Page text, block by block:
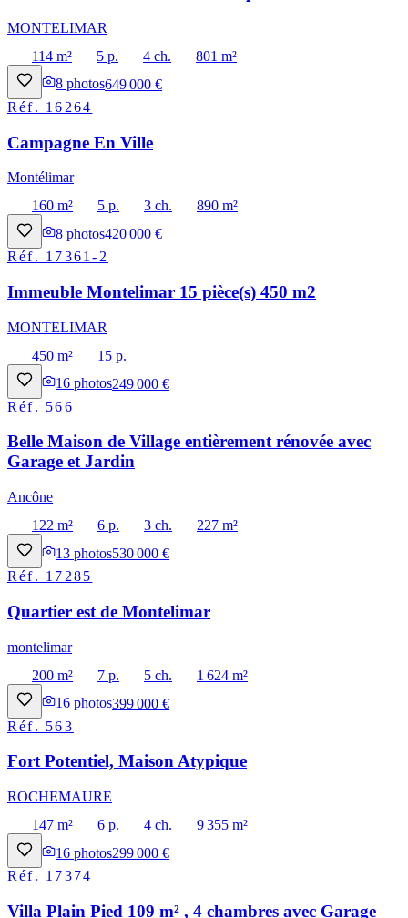
MONTELIMAR
114 m²
5 p. 4 ch.
801 m²
8 photos649 000 €
Réf. 16264
Campagne En Ville
Montélimar
160 m²
5 p. 3 ch.
890 m²
8 photos420 000 €
Réf. 17361-2
Immeuble Montelimar 15 pièce(s) 450 m2
MONTELIMAR
450 m²
15 p.
16 photos249 000 €
Réf. 566
Belle Maison de Village entièrement rénovée avec
Garage et Jardin
Ancône
122 m²
6 p. 3 ch.
227 m²
13 photos530 000 €
Réf. 17285
Quartier est de Montelimar
montelimar
200 m²
7 p. 5 ch.
1 624 m²
16 photos399 000 €
Réf. 563
Fort Potentiel, Maison Atypique
ROCHEMAURE
147 m²
6 p. 4 ch.
9 355 m²
16 photos299 000 €
Réf. 17374
Villa Plain Pied 109 m² , 4 chambres avec Garage